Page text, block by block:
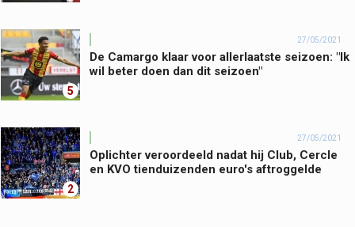
5
27/05/2021
De Camargo klaar voor allerlaatste seizoen: "Ik
wil beter doen dan dit seizoen"
2
27/05/2021
Oplichter veroordeeld nadat hij Club, Cercle
en KVO tienduizenden euro's aftroggelde